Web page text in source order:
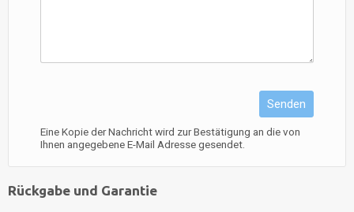
Senden
Eine Kopie der Nachricht wird zur Bestätigung an die von
Ihnen angegebene E-Mail Adresse gesendet.
Rückgabe und Garantie